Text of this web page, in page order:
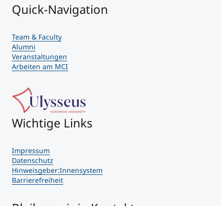
Quick-Navigation
Team & Faculty
Alumni
Veranstaltungen
Arbeiten am MCI
Wichtige Links
Impressum
Datenschutz
Hinweisgeber:Innensystem
Barrierefreiheit